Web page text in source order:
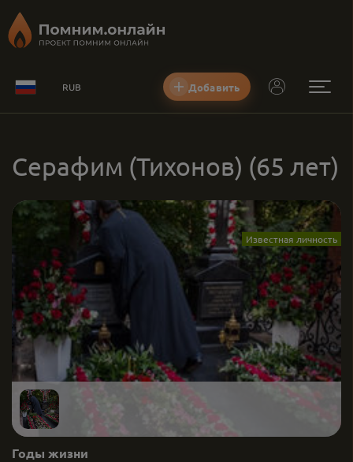
RUB Добавить
Серафим (Тихонов) (65 лет)
Известная личность
Годы жизни